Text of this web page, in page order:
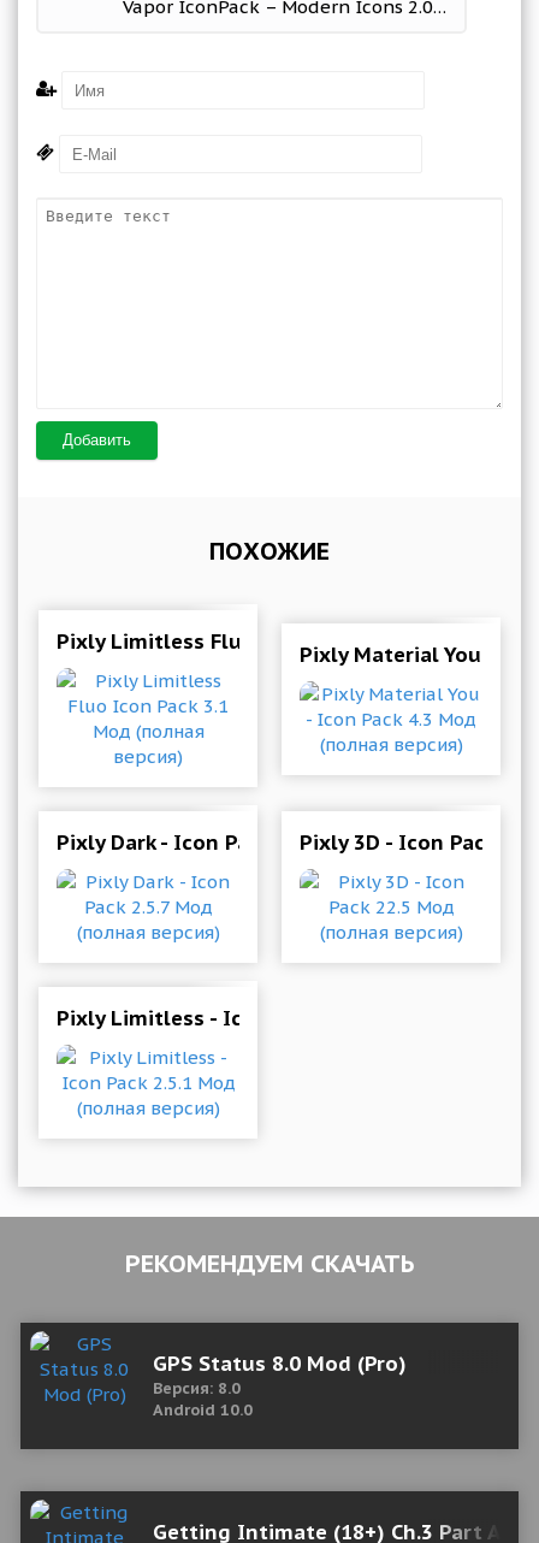
Vapor IconPack – Modern Icons 2.0.7 Мод (полная версия)
Добавить
ПОХОЖИЕ
Pixly Limitless Fluo Icon Pack 3.1 Мод (полная
Pixly Material You -
Pixly Dark - Icon Pack 2.5.7 Мод (полная
Pixly 3D - Icon Pack
Pixly Limitless - Icon Pack 2.5.1 Мод (полная
РЕКОМЕНДУЕМ СКАЧАТЬ
GPS Status 8.0 Mod (Pro)
Версия: 8.0
Android 10.0
Getting Intimate (18+) Ch.3 Part A